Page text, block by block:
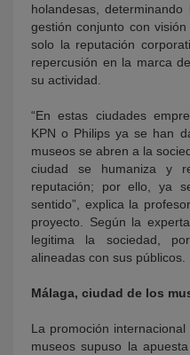
holandesas,
gestión conjunto con
solo la reputación
repercusión en la marca
su actividad.
“En estas ciudades
KPN o Philips ya se han
museos se abren a la
ciudad se humaniza y
reputación; por ello, ya
sentido”, explica la
proyecto. Según la
legitima la sociedad,
alineadas con sus públicos.
Málaga, ciudad de los
La promoción
museos supuso la